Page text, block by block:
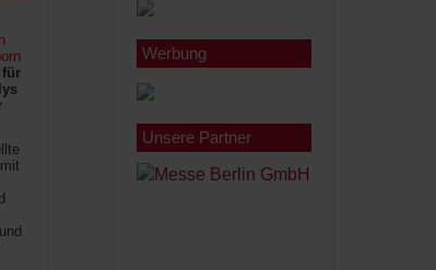
für
Werbung
Unsere Partner